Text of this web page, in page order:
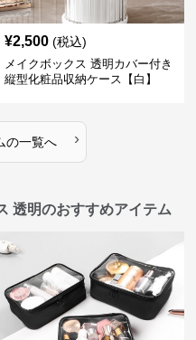
¥2,500 (税込)
メイクボックス 透明カバー付き
縦型化粧品収納ケース【白】
の一覧へ ›
透明のおすすめアイテム